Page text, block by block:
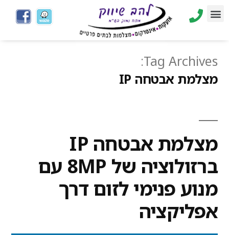
Tag Archives:
מצלמת אבטחה IP
מצלמת אבטחה IP
ברזולוציה של 8MP עם
מנוע פנימי לזום דרך
אפליקציה